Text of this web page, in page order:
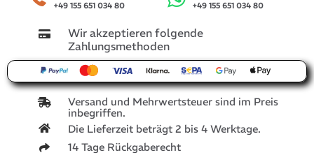
+49 155 651 034 80 +49 155 651 034 80
Wir akzeptieren folgende
Zahlungsmethoden
Versand und Mehrwertsteuer sind im Preis
inbegriffen.
Die Lieferzeit beträgt 2 bis 4 Werktage.
14 Tage Rückgaberecht